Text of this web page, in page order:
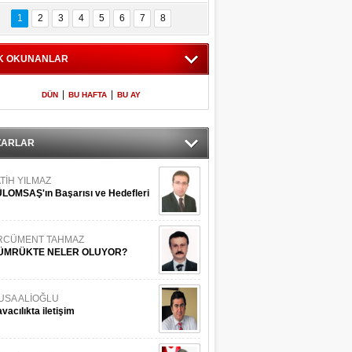
İstanbul
Adaları
600 milletvekilinin
listesi
1 2 3 4 5 6 7 8
OKUNANLAR
DÜN BU HAFTA BU AY
YILMAZ
Başarısı ve Hedefleri
TAHMAZ
NELER OLUYOR?
ALİOĞLU
iletişim